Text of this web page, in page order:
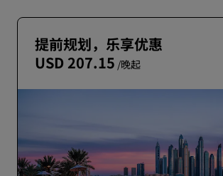
提前规划，乐享优惠
USD 207.15 /晚起